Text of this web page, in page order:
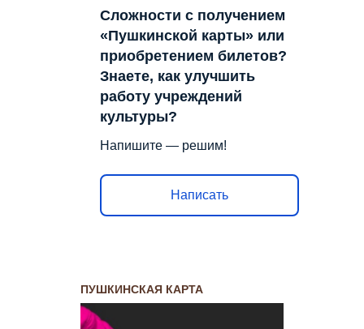
Сложности с получением
«Пушкинской карты» или
приобретением билетов?
Знаете, как улучшить
работу учреждений
культуры?
Напишите — решим!
Написать
ПУШКИНСКАЯ КАРТА